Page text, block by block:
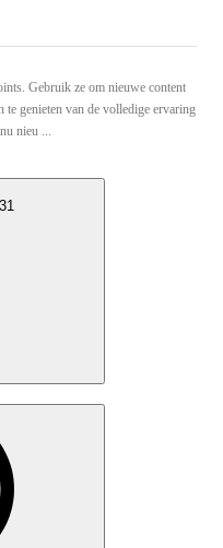
Gebruik ze om nieuwe content
te genieten van de volledige ervaring
nieu ...